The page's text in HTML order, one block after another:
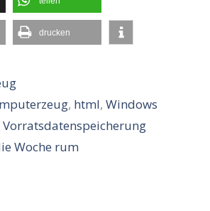
drucken
, html,Windows
Woche rum